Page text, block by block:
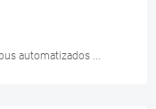
automatizados ...